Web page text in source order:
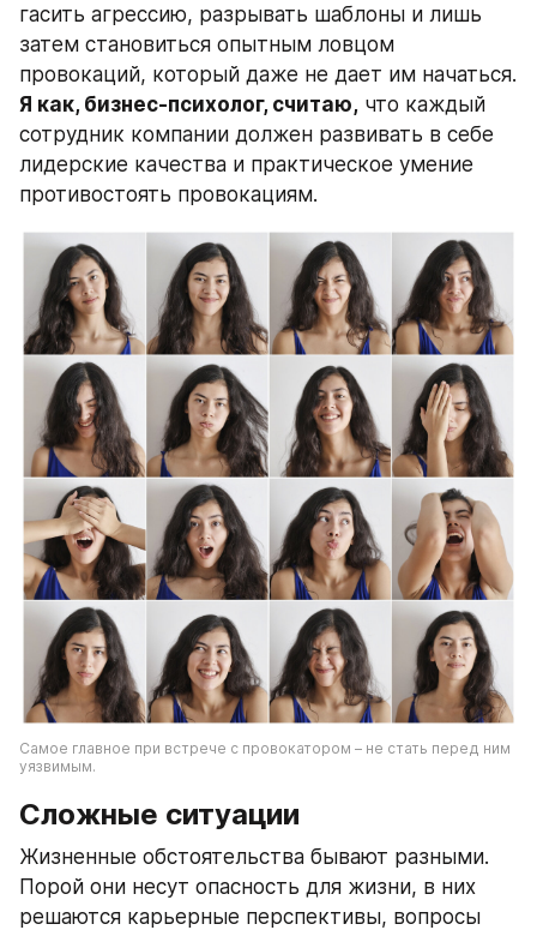
гасить агрессию, разрывать шаблоны и лишь
затем становиться опытным ловцом
Я как, бизнес-психолог, считаю, что каждый
сотрудник компании должен развивать в себе
лидерские качества и практическое умение
противостоять провокациям.
Самое главное при встрече с провокатором – не стать перед ним
уязвимым.
Сложные ситуации
Жизненные обстоятельства бывают разными.
Порой они несут опасность для жизни, в них
решаются карьерные перспективы, вопросы